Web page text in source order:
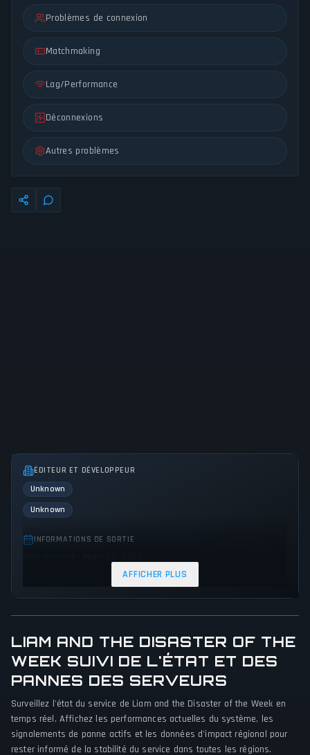
Problèmes de connexion
Matchmaking
Lag/Performance
Déconnexions
Autres problèmes
ÉDITEUR ET DÉVELOPPEUR
Unknown
Unknown
INFORMATIONS DE SORTIE
PERSPECTIVE DE JEU
Aucune perspective spécifiée
PLATEFORMES
Nintendo Switch
MODES DE JEU
Single player
AFFICHER PLUS
LIAM AND THE DISASTER OF THE
WEEK SUIVI DE L'ÉTAT ET DES
PANNES DES SERVEURS
Surveillez l'état du service de Liam and the Disaster of the Week en
temps réel. Affichez les performances actuelles du système, les
signalements de panne actifs et les données d'impact régional pour
rester informé de la stabilité du service dans toutes les régions.